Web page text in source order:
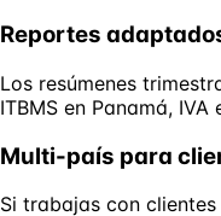
Reportes
Los resúmenes
ITBMS en Panamá, IVA
Multi-país para
Si trabajas con